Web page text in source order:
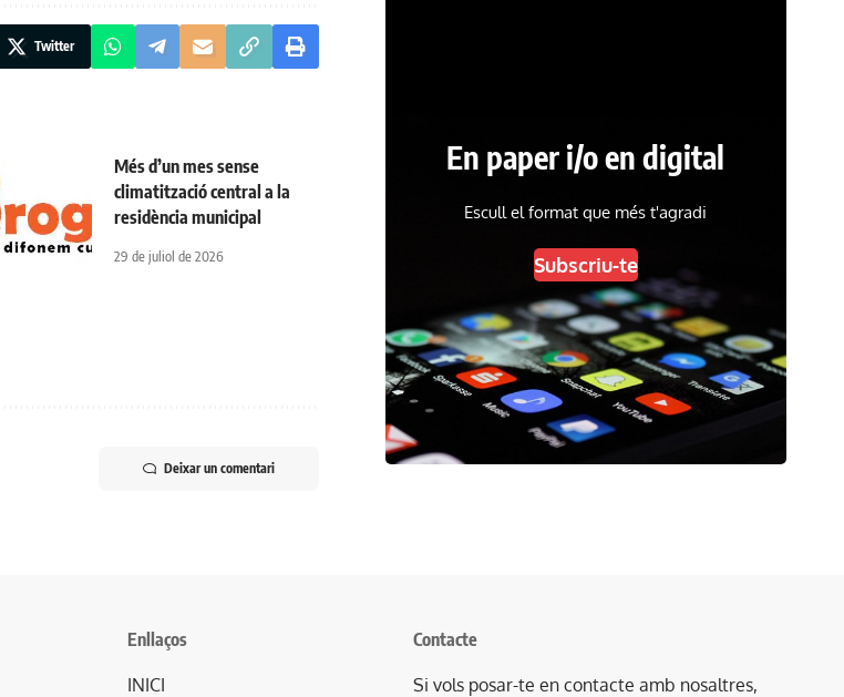
Twitter
Més d’un mes sense
climatització central a la
residència municipal
29 de juliol de 2026
Deixar un comentari
En paper i/o en digital
Escull el format que més t'agradi
Subscriu-te
Enllaços
INICI
Contacte
Si vols posar-te en contacte amb nosaltres,